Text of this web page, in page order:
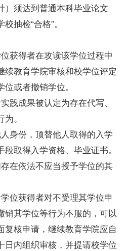
）须达到普通本科毕业论文
抽检“合格”。
获得者在攻读该学位过程中
续教育学院审核和校学位评定
位或者撤销学位。
践成果被认定为存在代写、
。
人身份，顶替他人取得的入学
取得入学资格、毕业证书。
存在依法不应当授予学位的其
学位获得者对不受理其学位申
销其学位等行为不服的，可以
复核申请，继续教育学院应自
日内组织审核，并提请校学位